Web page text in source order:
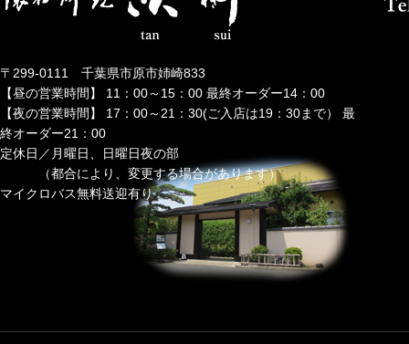
〒299-0111 千葉県市原市姉崎833
【昼の営業時間】 11：00～15：00 最終オーダー14：00
【夜の営業時間】 17：00～21：30(ご入店は19：30まで） 最
終オーダー21：00
定休日／月曜日、日曜日夜の部
（都合により、変更する場合があります）
マイクロバス無料送迎有り